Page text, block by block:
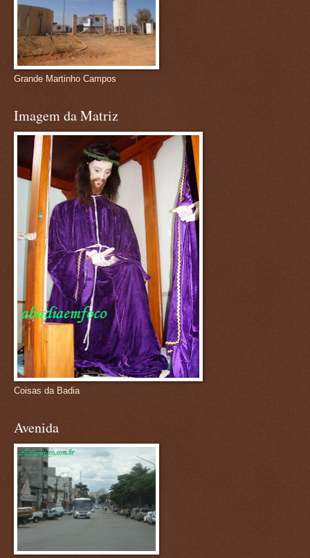
Grande Martinho Campos
Imagem da Matriz
Coisas da Badia
Avenida